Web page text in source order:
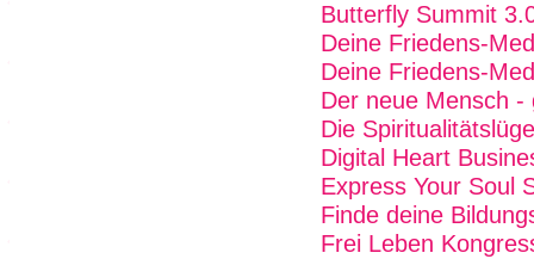
Butterfly Summit
Deine Friedens-
Deine Friedens-
Der neue Mensch
Die
Digital Heart
Express Your Soul
Finde deine
Frei Leben